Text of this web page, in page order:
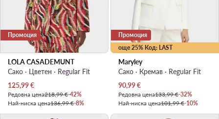
Промоция
LOLA CASADEMUNT
Сако · Цветен · Regular Fit
Актуална цена
125,99€
Редовна цена218,99 €-42%
Най-ниска цена136,99 €-8%
още 25% Код: LAST
Промоция
Maryley
Сако · Кремав · Regular Fit
Актуална цена
90,99€
Редовна цена133,99 €-32%
Най-ниска цена101,99 €-10%